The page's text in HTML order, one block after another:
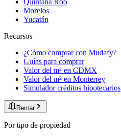
Quintana Roo
Morelos
Yucatán
Recursos
¿Cómo comprar con Mudafy?
Guías para comprar
Valor del m² en CDMX
Valor del m² en Monterrey
Simulador créditos hipotecarios
Rentar
Por tipo de propiedad